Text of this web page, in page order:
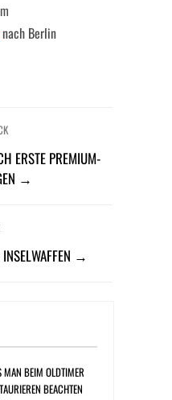
nach Berlin
ERSTE PREMIUM-
→
INSELWAFFEN →
MAN BEIM OLDTIMER
BEACHTEN